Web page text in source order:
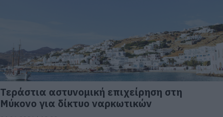
Τεράστια αστυνομική επιχείρηση στη
Μύκονο για δίκτυο ναρκωτικών